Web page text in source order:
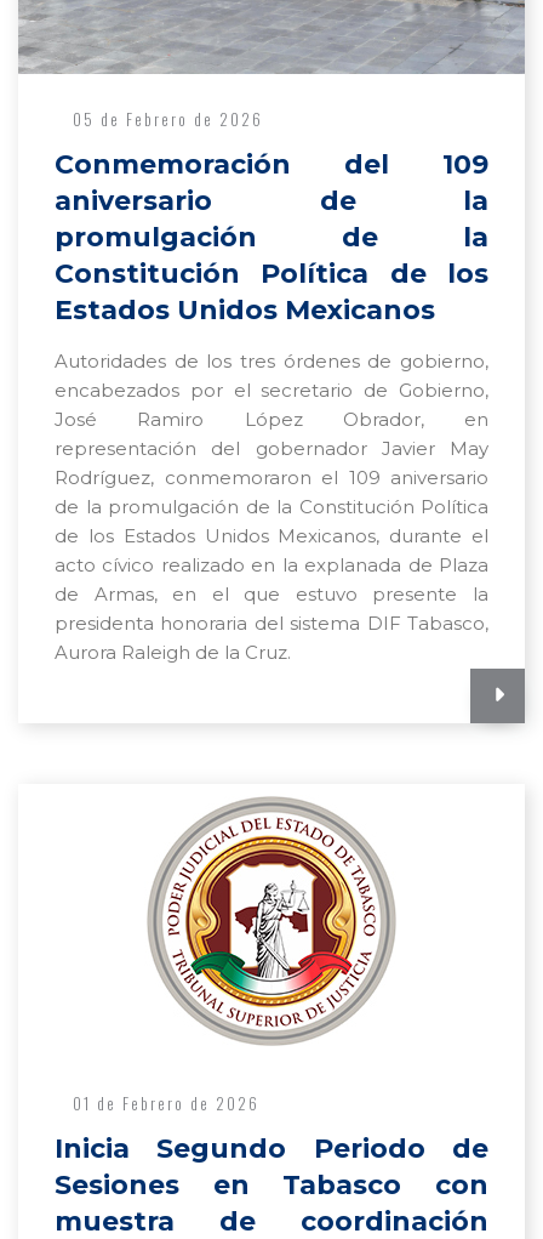
05 de Febrero de 2026
Conmemoración del 109
aniversario de la
promulgación de la
Constitución Política de los
Estados Unidos Mexicanos
Autoridades de los tres órdenes de gobierno,
encabezados por el secretario de Gobierno,
José Ramiro López Obrador, en
representación del gobernador Javier May
Rodríguez, conmemoraron el 109 aniversario
de la promulgación de la Constitución Política
de los Estados Unidos Mexicanos, durante el
acto cívico realizado en la explanada de Plaza
de Armas, en el que estuvo presente la
presidenta honoraria del sistema DIF Tabasco,
Aurora Raleigh de la Cruz.
01 de Febrero de 2026
Inicia Segundo Periodo de
Sesiones en Tabasco con
muestra de coordinación